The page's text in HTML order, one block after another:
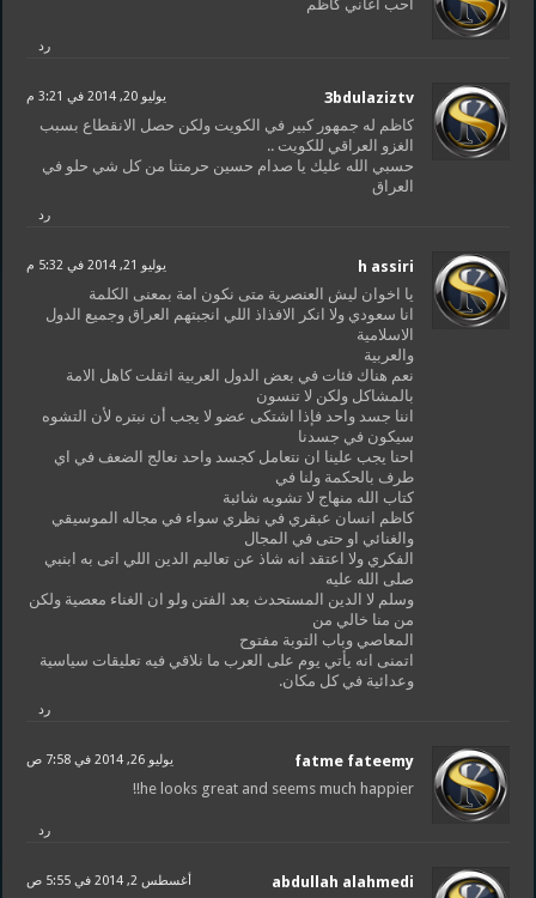
أحب اغاني كاظم
رد
3bdulaziztv يوليو 20, 2014 في 3:21 م
كاظم له جمهور كبير في الكويت ولكن حصل الانقطاع بسبب
الغزو العراقي للكويت ..
حسبي الله عليك يا صدام حسين حرمتنا من كل شي حلو في
العراق
رد
h assiri يوليو 21, 2014 في 5:32 م
يا اخوان ليش العنصرية متى نكون امة بمعنى الكلمة
انا سعودي ولا انكر الافذاذ اللي انجبتهم العراق وجميع الدول
الاسلامية
والعربية
نعم هناك فئات في بعض الدول العربية اثقلت كاهل الامة
بالمشاكل ولكن لا تنسون
اننا جسد واحد فإذا اشتكى عضو لا يجب أن نبتره لأن التشوه
سيكون في جسدنا
احنا يجب علينا ان نتعامل كجسد واحد نعالج الضعف في اي
طرف بالحكمة ولنا في
كتاب الله منهاج لا تشوبه شائبة
كاظم انسان عبقري في نظري سواء في مجاله الموسيقي
والغنائي او حتى في المجال
الفكري ولا اعتقد انه شاذ عن تعاليم الدين اللي اتى به ابنبي
صلى الله عليه
وسلم لا الدين المستحدث بعد الفتن ولو ان الغناء معصية ولكن
من منا خالي من
المعاصي وباب التوبة مفتوح
اتمنى انه يأتي يوم على العرب ما نلاقي فيه تعليقات سياسية
وعدائية في كل مكان.
رد
fatme fateemy يوليو 26, 2014 في 7:58 ص
he looks great and seems much happier!!
رد
abdullah alahmedi أغسطس 2, 2014 في 5:55 ص